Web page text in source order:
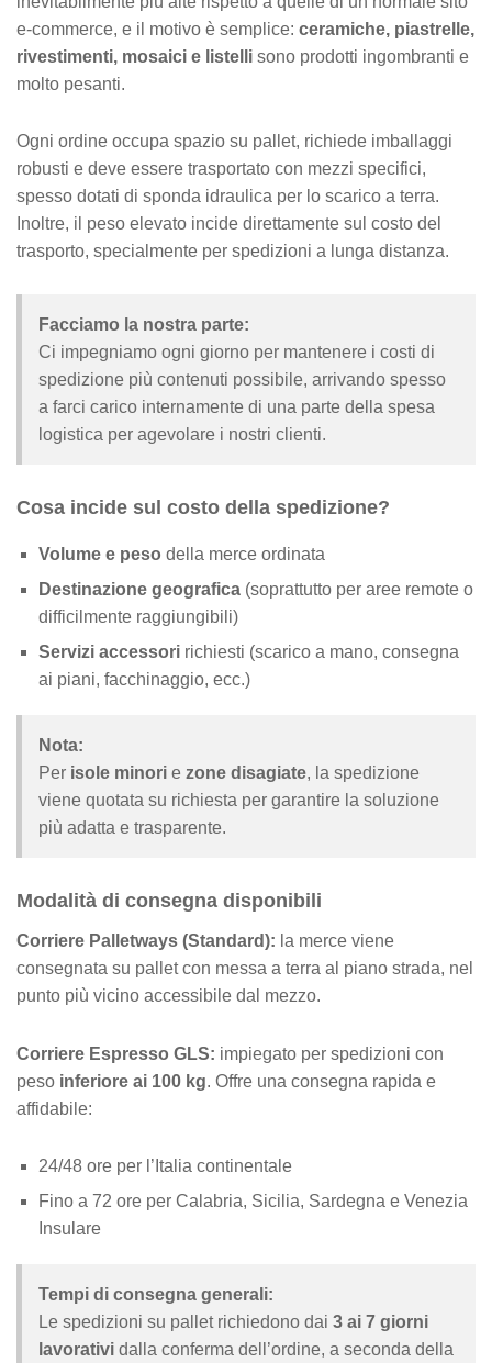
e-commerce, e il motivo è semplice: ceramiche, piastrelle,
rivestimenti, mosaici e listelli sono prodotti ingombranti e
molto pesanti.
Ogni ordine occupa spazio su pallet, richiede imballaggi
robusti e deve essere trasportato con mezzi specifici,
spesso dotati di sponda idraulica per lo scarico a terra.
Inoltre, il peso elevato incide direttamente sul costo del
trasporto, specialmente per spedizioni a lunga distanza.
Facciamo la nostra parte:
Ci impegniamo ogni giorno per mantenere i costi di
spedizione più contenuti possibile, arrivando spesso
a farci carico internamente di una parte della spesa
logistica per agevolare i nostri clienti.
Cosa incide sul costo della spedizione?
Volume e peso della merce ordinata
Destinazione geografica (soprattutto per aree remote o
difficilmente raggiungibili)
Servizi accessori richiesti (scarico a mano, consegna
ai piani, facchinaggio, ecc.)
Nota:
Per isole minori e zone disagiate, la spedizione
viene quotata su richiesta per garantire la soluzione
più adatta e trasparente.
Modalità di consegna disponibili
Corriere Palletways (Standard): la merce viene
consegnata su pallet con messa a terra al piano strada, nel
punto più vicino accessibile dal mezzo.
Corriere Espresso GLS: impiegato per spedizioni con
peso inferiore ai 100 kg. Offre una consegna rapida e
affidabile:
24/48 ore per l’Italia continentale
Fino a 72 ore per Calabria, Sicilia, Sardegna e Venezia
Insulare
Tempi di consegna generali:
Le spedizioni su pallet richiedono dai 3 ai 7 giorni
lavorativi dalla conferma dell’ordine, a seconda della